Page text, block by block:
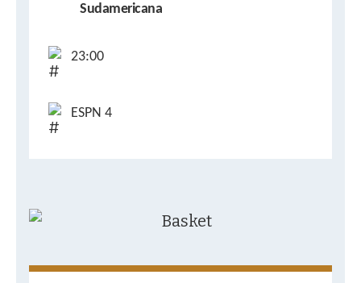
Sudamericana
23:00
ESPN 4